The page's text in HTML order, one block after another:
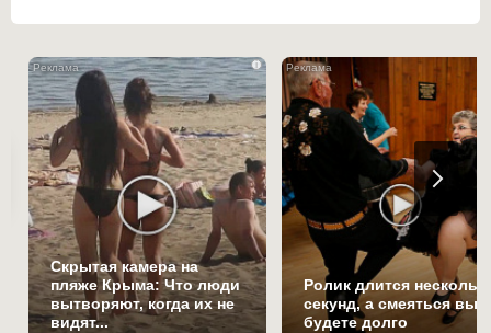
i
Скрытая камера на
пляже Крыма: Что люди
вытворяют, когда их не
видят...
Ролик длится
секунд, а смеяться вы
будете долго